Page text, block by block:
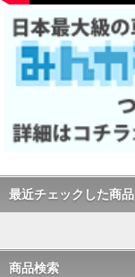
最近チェックした商品
商品検索